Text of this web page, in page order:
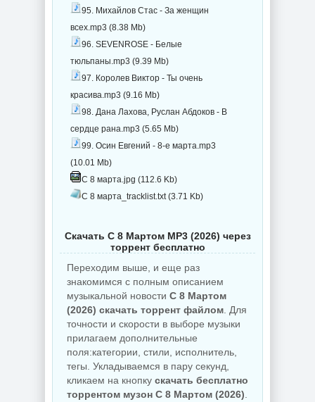
95. Михайлов Стас - За женщин
всех.mp3 (8.38 Mb)
96. SEVENROSE - Белые
тюльпаны.mp3 (9.39 Mb)
97. Королев Виктор - Ты очень
красива.mp3 (9.16 Mb)
98. Дана Лахова, Руслан Абдоков - В
сердце рана.mp3 (5.65 Mb)
99. Осин Евгений - 8-е марта.mp3
(10.01 Mb)
С 8 марта.jpg (112.6 Kb)
С 8 марта_tracklist.txt (3.71 Kb)
Скачать С 8 Мартом MP3 (2026) через
торрент бесплатно
Переходим выше, и еще раз
знакомимся с полным описанием
музыкальной новости С 8 Мартом
(2026) скачать торрент файлом . Для
точности и скорости в выборе музыки
прилагаем дополнительные
поля:категории, стили, исполнитель,
тегы. Укладываемся в пару секунд,
кликаем на кнопку скачать бесплатно
торрентом музон С 8 Мартом (2026)